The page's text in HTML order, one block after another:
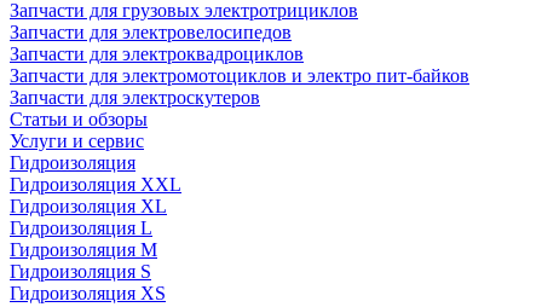
Запчасти для грузовых электротрициклов
Запчасти для электровелосипедов
Запчасти для электроквадроциклов
Запчасти для электромотоциклов и электро пит-байков
Запчасти для электроскутеров
Статьи и обзоры
Услуги и сервис
Гидроизоляция
Гидроизоляция XXL
Гидроизоляция XL
Гидроизоляция L
Гидроизоляция M
Гидроизоляция S
Гидроизоляция XS